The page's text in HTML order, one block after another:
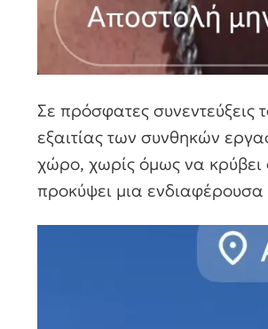
Σε πρόσφατες συνεντεύξεις
εξαιτίας των συνθηκών
χώρο, χωρίς όμως να κρύβει
προκύψει μια